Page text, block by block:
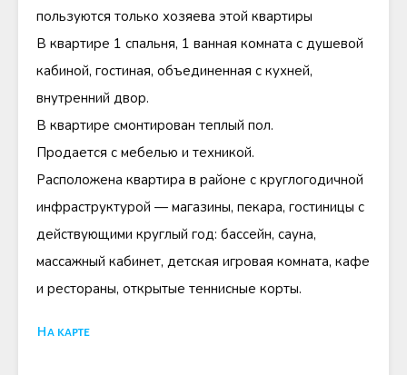
пользуются только хозяева этой квартиры
В квартире 1 спальня, 1 ванная комната с душевой
кабиной, гостиная, объединенная с кухней,
внутренний двор.
В квартире смонтирован теплый пол.
Продается с мебелью и техникой.
Расположена квартира в районе с круглогодичной
инфраструктурой — магазины, пекара, гостиницы с
действующими круглый год: бассейн, сауна,
массажный кабинет, детская игровая комната, кафе
и рестораны, открытые теннисные корты.
На карте